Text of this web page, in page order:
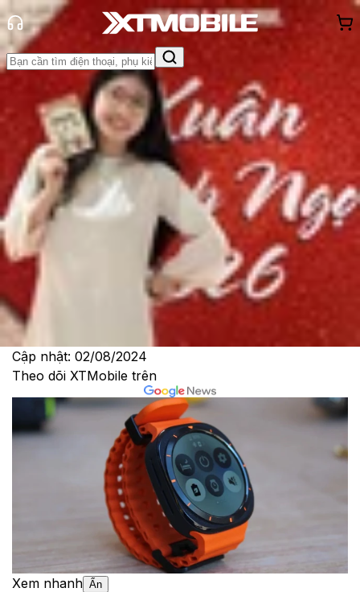
Trang chủ
Tin tức
So Sánh
Tin MớiĐánh Giá - Trên Tay So SánhTư vấnKhuyến
mãi
Thủ thuậtHỏi đáp App - GameThông báoKhách
hàng - Sự kiện
Các lựa chọn thay thế Apple Watch
tốt nhất năm 2024
Lê Thị Huỳnh Như
Ngày đăng:
02/08/2024
Cập nhật: 02/08/2024
Theo dõi XTMobile trên
Xem nhanh Ẩn